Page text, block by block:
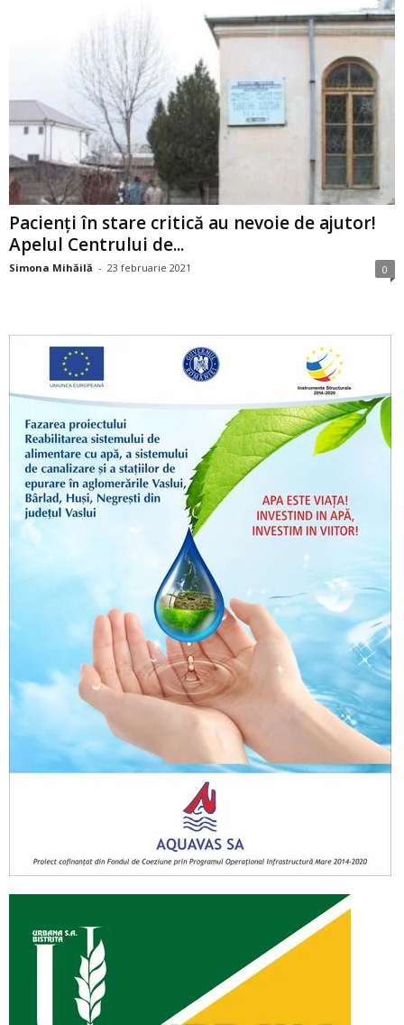
Pacienți în stare critică au nevoie de ajutor!
Apelul Centrului de...
Simona Mihăilă - 23 februarie 2021 0